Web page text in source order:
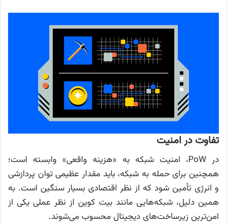
تفاوت در امنیت
در PoW، امنیت شبکه به «هزینه واقعی» وابسته است؛
همچنین برای حمله به شبکه، باید مقدار عظیمی توان پردازشی
و انرژی تأمین شود که از نظر اقتصادی بسیار سنگین است. به
همین دلیل، شبکه‌هایی مانند بیت‌ کوین از نظر عملی یکی از
امن‌ترین زیرساخت‌های دیجیتال محسوب می‌شوند.